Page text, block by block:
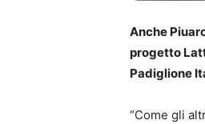
Anche
progetto
Padiglione
“Come gli